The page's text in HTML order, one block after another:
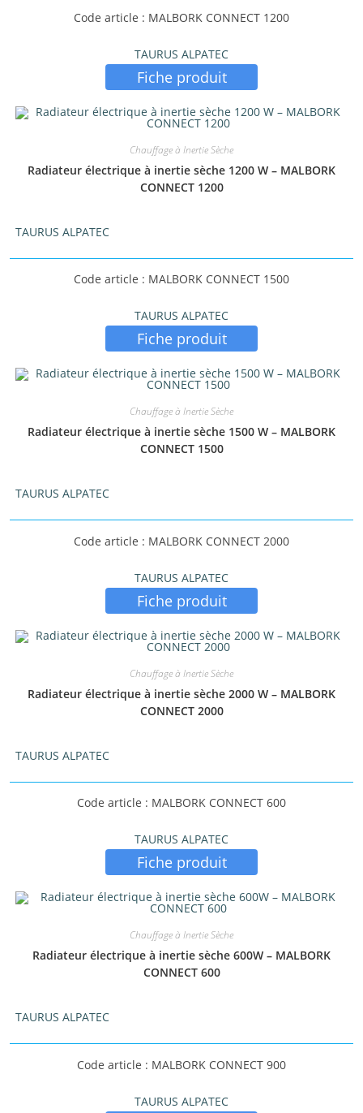
Code article : MALBORK CONNECT 1200
TAURUS ALPATEC
Fiche produit
Chauffage à Inertie Sèche
Radiateur électrique à inertie sèche 1200 W – MALBORK
CONNECT 1200
TAURUS ALPATEC
Code article : MALBORK CONNECT 1500
TAURUS ALPATEC
Fiche produit
Chauffage à Inertie Sèche
Radiateur électrique à inertie sèche 1500 W – MALBORK
CONNECT 1500
TAURUS ALPATEC
Code article : MALBORK CONNECT 2000
TAURUS ALPATEC
Fiche produit
Chauffage à Inertie Sèche
Radiateur électrique à inertie sèche 2000 W – MALBORK
CONNECT 2000
TAURUS ALPATEC
Code article : MALBORK CONNECT 600
TAURUS ALPATEC
Fiche produit
Chauffage à Inertie Sèche
Radiateur électrique à inertie sèche 600W – MALBORK
CONNECT 600
TAURUS ALPATEC
Code article : MALBORK CONNECT 900
TAURUS ALPATEC